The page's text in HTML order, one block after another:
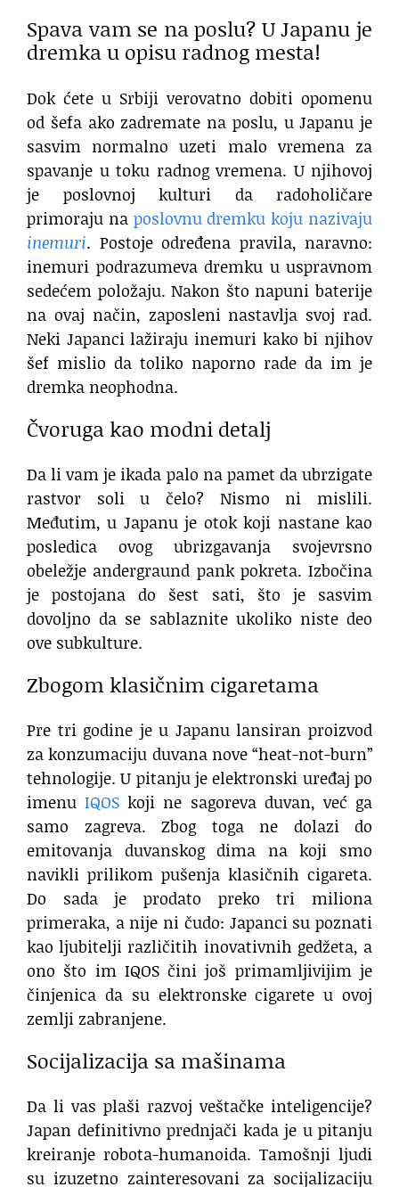
Spava vam se na poslu? U Japanu je
dremka u opisu radnog mesta!
Dok ćete u Srbiji verovatno dobiti opomenu
od šefa ako zadremate na poslu, u Japanu je
sasvim normalno uzeti malo vremena za
spavanje u toku radnog vremena. U njihovoj
je poslovnoj kulturi da radoholičare
primoraju na poslovnu dremku koju nazivaju
inemuri. Postoje određena pravila, naravno:
inemuri podrazumeva dremku u uspravnom
sedećem položaju. Nakon što napuni baterije
na ovaj način, zaposleni nastavlja svoj rad.
Neki Japanci lažiraju inemuri kako bi njihov
šef mislio da toliko naporno rade da im je
dremka neophodna.
Čvoruga kao modni detalj
Da li vam je ikada palo na pamet da ubrzigate
rastvor soli u čelo? Nismo ni mislili.
Međutim, u Japanu je otok koji nastane kao
posledica ovog ubrizgavanja svojevrsno
obeležje andergraund pank pokreta. Izbočina
je postojana do šest sati, što je sasvim
dovoljno da se sablaznite ukoliko niste deo
ove subkulture.
Zbogom klasičnim cigaretama
Pre tri godine je u Japanu lansiran proizvod
za konzumaciju duvana nove “heat-not-burn”
tehnologije. U pitanju je elektronski uređaj po
imenuIQOS koji ne sagoreva duvan, već ga
samo zagreva. Zbog toga ne dolazi do
emitovanja duvanskog dima na koji smo
navikli prilikom pušenja klasičnih cigareta.
Do sada je prodato preko tri miliona
primeraka, a nije ni čudo: Japanci su poznati
kao ljubitelji različitih inovativnih gedžeta, a
ono što im IQOS čini još primamljivijim je
činjenica da su elektronske cigarete u ovoj
zemlji zabranjene.
Socijalizacija sa mašinama
Da li vas plaši razvoj veštačke inteligencije?
Japan definitivno prednjači kada je u pitanju
kreiranje robota-humanoida. Tamošnji ljudi
su izuzetno zainteresovani za socijalizaciju